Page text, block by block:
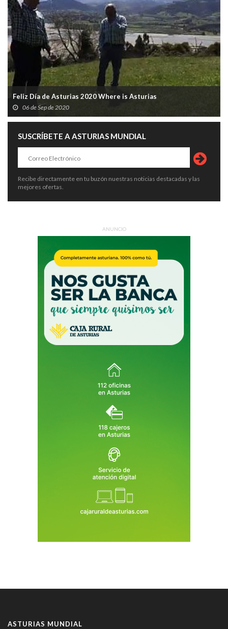
Feliz Día de Asturias 2020 Where is Asturias
06 de Sep de 2020
SUSCRÍBETE A ASTURIAS MUNDIAL
Recibe directamente en tu buzón nuestras noticias destacadas y las
mejores ofertas.
ANUNCIO
ASTURIAS MUNDIAL